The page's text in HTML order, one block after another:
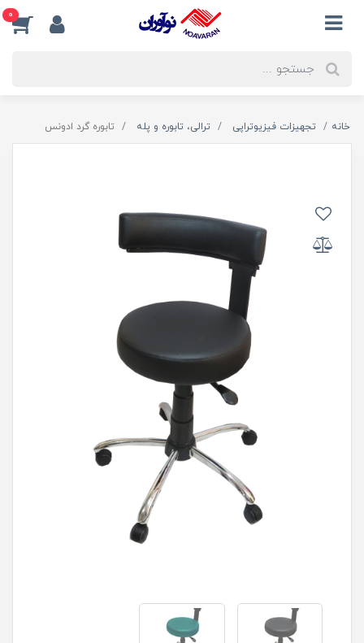
0
خانه تجهیزات فیزیوتراپی ترالی، تابوره و پله تابوره گرد ادونس